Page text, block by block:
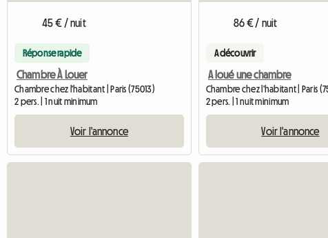
45 € / nuit
Réponse rapide
Chambre À Louer
Chambre chez l'habitant | Paris (75013)
2 pers. | 1 nuit minimum
Voir l'annonce
86 € / nuit
A découvrir
A loué une chambre
Chambre chez l'habitant | Paris
2 pers. | 1 nuit minimum
Voir l'annonce